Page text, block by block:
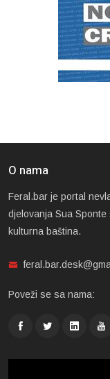
O nama
Feral.bar je portal
djelovanja Sua
kulturna baština.
Poveži se sa nama: